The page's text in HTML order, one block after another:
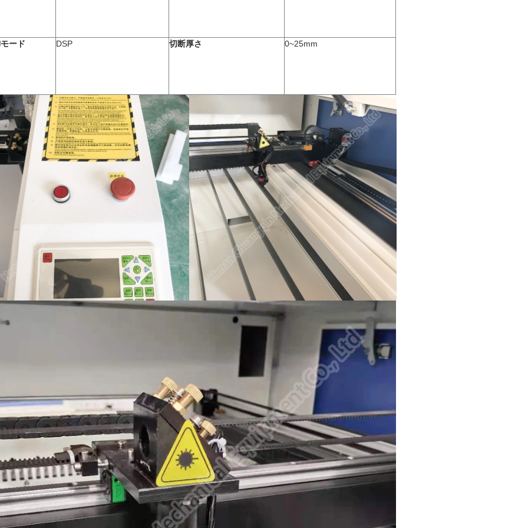
ード DSP 切断厚さ 0~25mm